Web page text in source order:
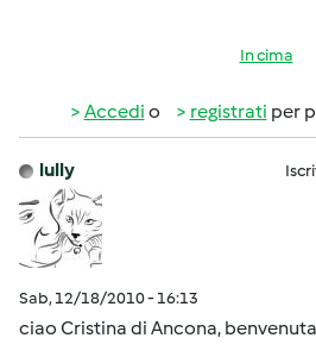
In cima
Accedi o registrati per
lully
Sab, 12/18/2010 - 16:13
ciao Cristina di Ancona,